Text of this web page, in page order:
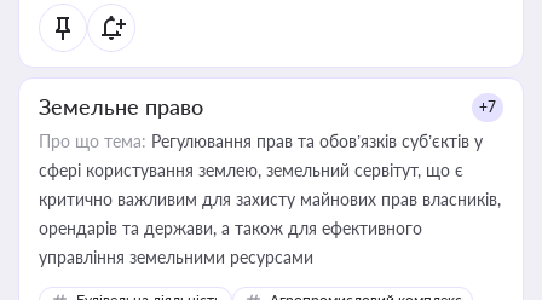
статусу суб'єктів оціночної діяльності
Земельне право +7
Про що тема: Регулювання прав та обов’язків суб’єктів у
сфері користування землею, земельний сервітут, що є
критично важливим для захисту майнових прав власників,
орендарів та держави, а також для ефективного
управління земельними ресурсами